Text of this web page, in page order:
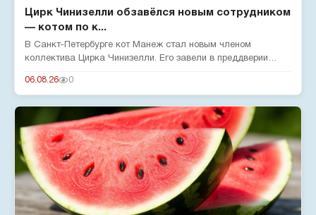
Цирк Чинизелли обзавёлся новым сотрудником
— котом по к...
В Санкт-Петербурге кот Манеж стал новым членом
коллектива Цирка Чинизелли. Его завели в преддверии
06.08.26 0